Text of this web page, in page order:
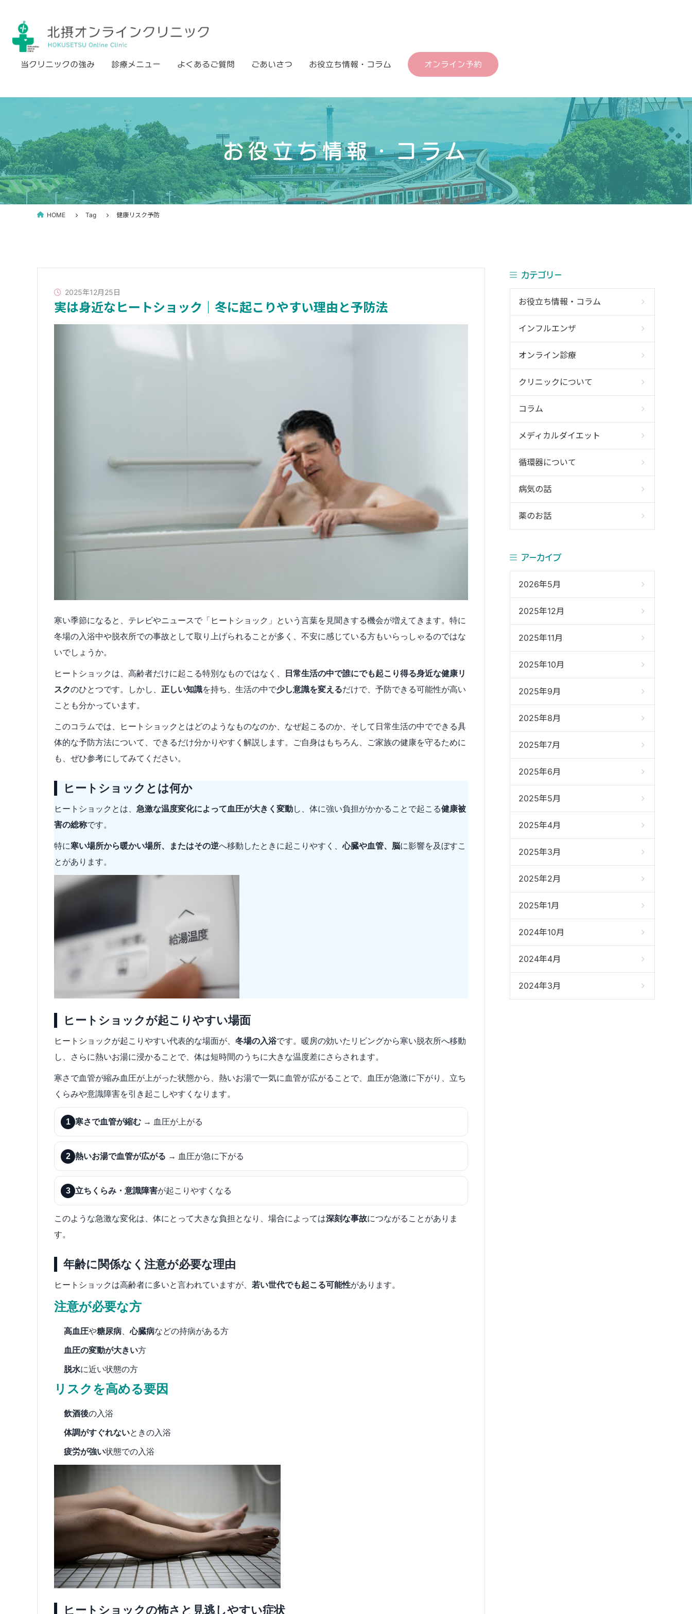
content
当クリニックの強み 診療メニュー よくあるご質問 ごあいさつ お役立ち情報・コラム オンライン予約
お役立ち情報・コラム
HOME Tag 健康リスク予防
2025年12月25日
実は身近なヒートショック｜冬に起こりやすい理由と予防法
寒い季節になると、テレビやニュースで「ヒートショック」という言葉を見聞きする機会が増えてきます。特に
冬場の入浴中や脱衣所での事故として取り上げられることが多く、不安に感じている方もいらっしゃるのではな
いでしょうか。
ヒートショックは、高齢者だけに起こる特別なものではなく、
日常生活の中で誰にでも起こり得る身近な健康リ
スクのひとつです。しかし、 正しい知識を持ち、生活の中で少し意識を変えるだけで、予防できる可能性が高い
ことも分かっています。
このコラムでは、ヒートショックとはどのようなものなのか、なぜ起こるのか、そして日常生活の中でできる具
体的な予防方法について、できるだけ分かりやすく解説します。ご自身はもちろん、ご家族の健康を守るために
も、ぜひ参考にしてみてください。
ヒートショックとは何か
ヒートショックとは、 急激な温度変化によって血圧が大きく変動し、体に強い負担がかかることで起こる健康被
害の総称です。
特に寒い場所から暖かい場所、またはその逆へ移動したときに起こりやすく、心臓や血管、脳に影響を及ぼすこ
とがあります。
ヒートショックが起こりやすい場面
ヒートショックが起こりやすい代表的な場面が、 冬場の入浴です。暖房の効いたリビングから寒い脱衣所へ移動
し、さらに熱いお湯に浸かることで、体は短時間のうちに大きな温度差にさらされます。
寒さで血管が縮み血圧が上がった状態から、熱いお湯で一気に血管が広がることで、血圧が急激に下がり、立ち
くらみや意識障害を引き起こしやすくなります。
1 寒さで血管が縮む → 血圧が上がる
2 熱いお湯で血管が広がる → 血圧が急に下がる
3 立ちくらみ・意識障害が起こりやすくなる
このような急激な変化は、体にとって大きな負担となり、場合によっては深刻な事故につながることがありま
す。
年齢に関係なく注意が必要な理由
ヒートショックは高齢者に多いと言われていますが、 若い世代でも起こる可能性があります。
注意が必要な方
高血圧や糖尿病 、心臓病などの持病がある方
血圧の変動が大きい方
脱水に近い状態の方
リスクを高める要因
飲酒後の入浴
体調がすぐれないときの入浴
疲労が強い状態での入浴
ヒートショックの怖さと見逃しやすい症状
カテゴリー
お役立ち情報・コラム
インフルエンザ
オンライン診療
クリニックについて
コラム
メディカルダイエット
循環器について
病気の話
薬のお話
アーカイブ
2026年5月
2025年12月
2025年11月
2025年10月
2025年9月
2025年8月
2025年7月
2025年6月
2025年5月
2025年4月
2025年3月
2025年2月
2025年1月
2024年10月
2024年4月
2024年3月